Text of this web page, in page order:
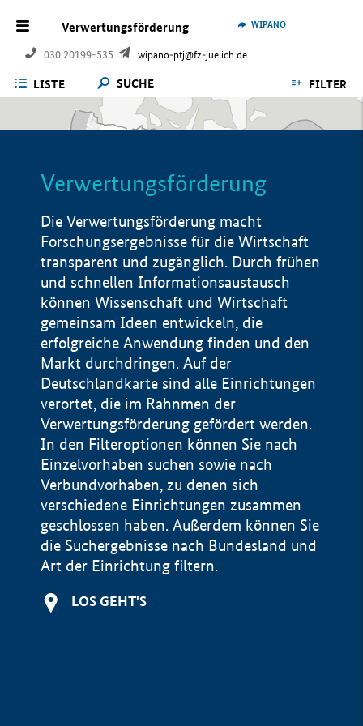
Verwertungsförderung
030 20199-535 wipano-ptj@fz-juelich.de
WIPANO
LISTE SUCHE FILTER
Verwertungsförderung
Die Verwertungsförderung macht
Forschungsergebnisse für die Wirtschaft
transparent und zugänglich. Durch frühen
und schnellen Informationsaustausch
können Wissenschaft und Wirtschaft
gemeinsam Ideen entwickeln, die
erfolgreiche Anwendung finden und den
Markt durchdringen. Auf der
Deutschlandkarte sind alle Einrichtungen
verortet, die im Rahnmen der
Verwertungsförderung gefördert werden.
In den Filteroptionen können Sie nach
Einzelvorhaben suchen sowie nach
Verbundvorhaben, zu denen sich
verschiedene Einrichtungen zusammen
geschlossen haben. Außerdem können Sie
die Suchergebnisse nach Bundesland und
Art der Einrichtung filtern.
LOS GEHT'S